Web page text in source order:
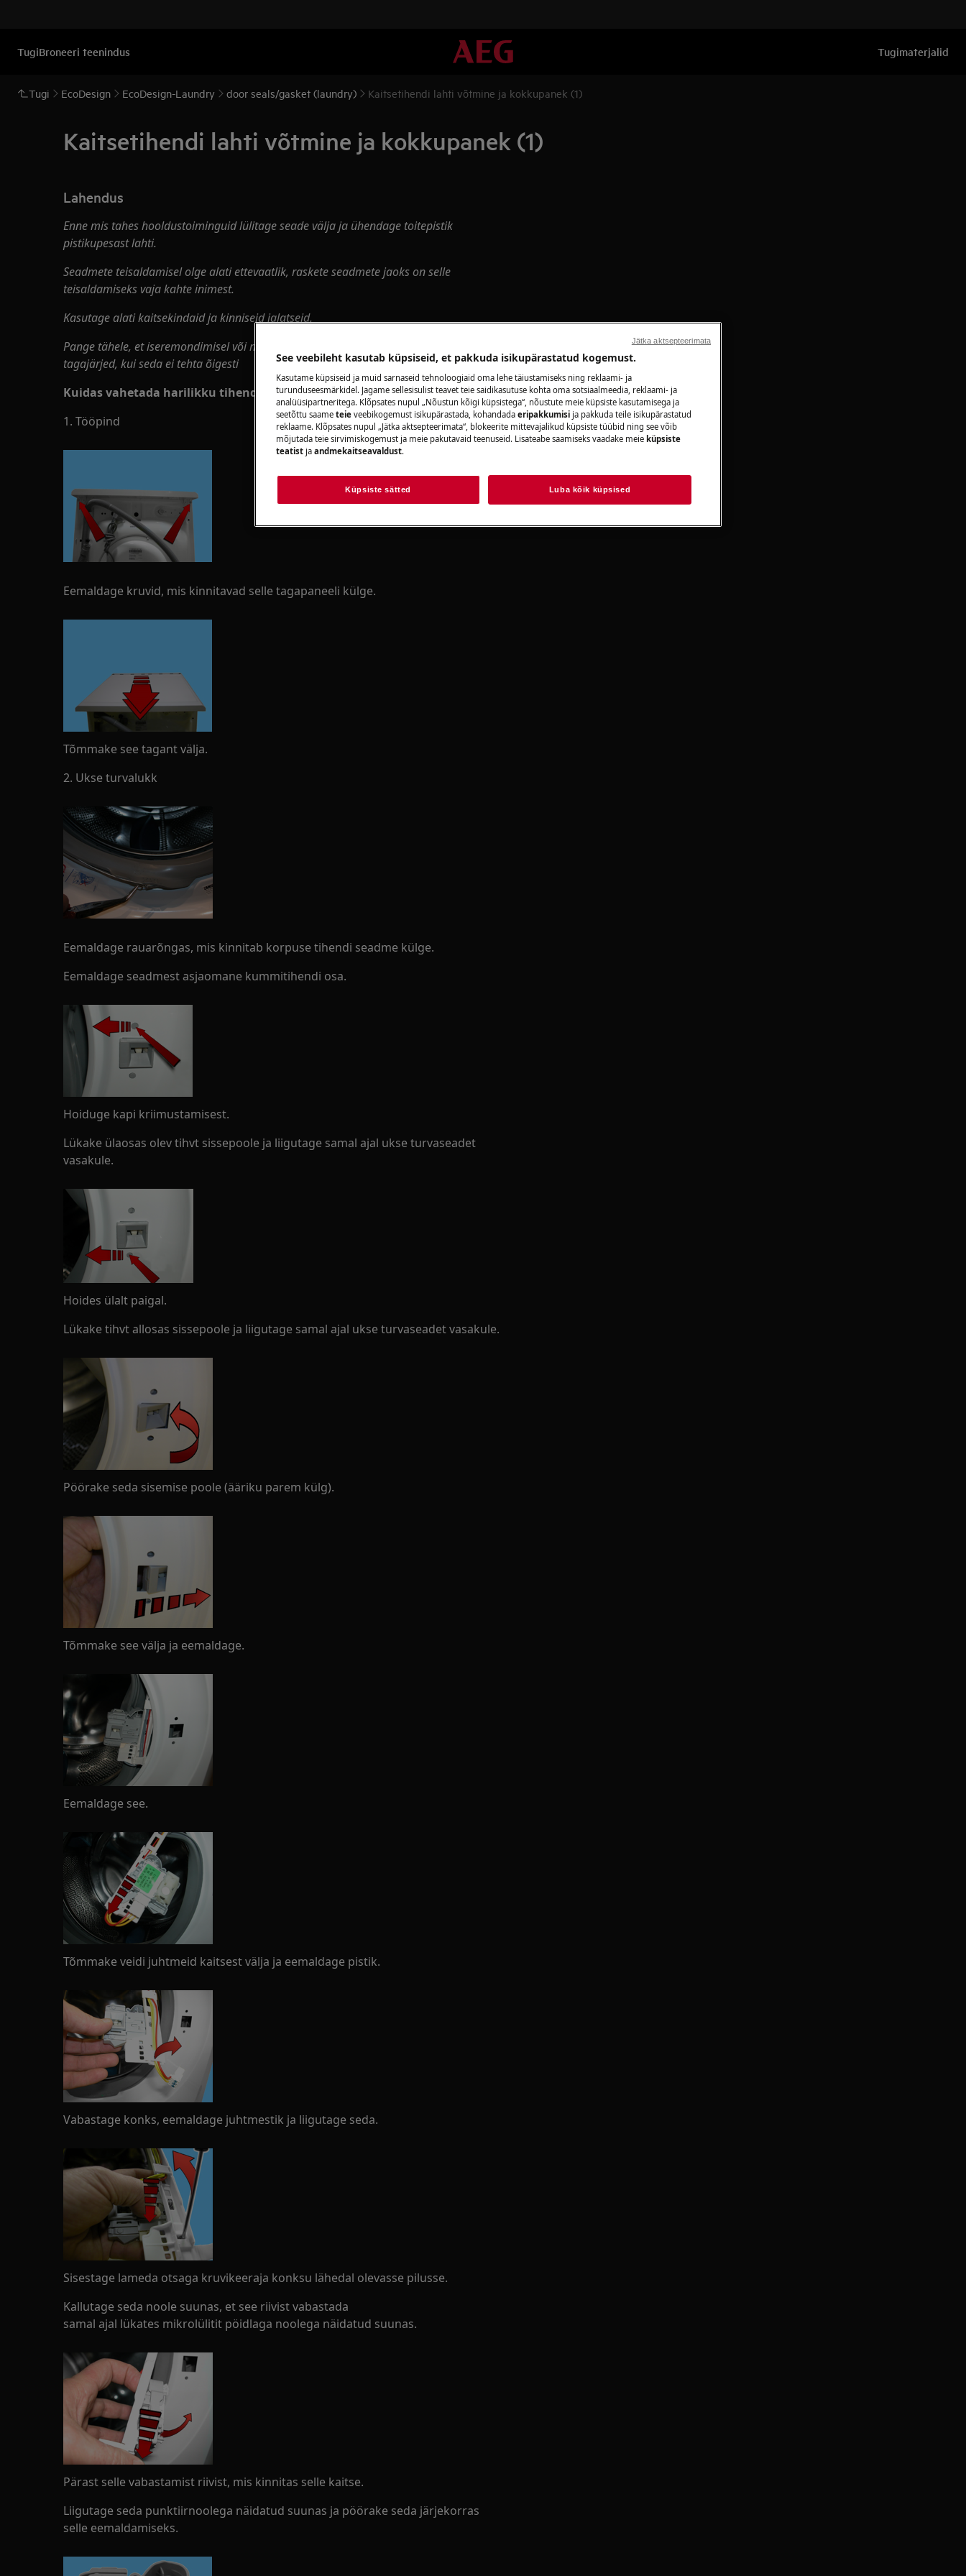
TugiBroneeri teenindus Tugimaterjalid
Tugi EcoDesign EcoDesign-Laundry door seals/gasket (laundry) Kaitsetihendi lahti võtmine ja kokkupanek (1)
Kaitsetihendi lahti võtmine ja kokkupanek (1)
Lahendus
Enne mis tahes hooldustoiminguid lülitage seade välja ja ühendage toitepistik
pistikupesast lahti.
Seadmete teisaldamisel olge alati ettevaatlik, raskete seadmete jaoks on selle
teisaldamiseks vaja kahte inimest.
Kasutage alati kaitsekindaid ja kinniseid jalatseid.
Pange tähele, et iseremondimisel või mitteprofessionaalsel remondil võivad olla ohutuse
tagajärjed, kui seda ei tehta õigesti
Kuidas vahetada harilikku tihendit
1. Tööpind
Eemaldage kruvid, mis kinnitavad selle tagapaneeli külge.
Tõmmake see tagant välja.
2. Ukse turvalukk
Eemaldage rauarõngas, mis kinnitab korpuse tihendi seadme külge.
Eemaldage seadmest asjaomane kummitihendi osa.
Hoiduge kapi kriimustamisest.
Lükake ülaosas olev tihvt sissepoole ja liigutage samal ajal ukse turvaseadet
vasakule.
Hoides ülalt paigal.
Lükake tihvt allosas sissepoole ja liigutage samal ajal ukse turvaseadet vasakule.
Pöörake seda sisemise poole (ääriku parem külg).
Tõmmake see välja ja eemaldage.
Eemaldage see.
Tõmmake veidi juhtmeid kaitsest välja ja eemaldage pistik.
Vabastage konks, eemaldage juhtmestik ja liigutage seda.
Sisestage lameda otsaga kruvikeeraja konksu lähedal olevasse pilusse.
Kallutage seda noole suunas, et see riivist vabastada
samal ajal lükates mikrolülitit pöidlaga noolega näidatud suunas.
Pärast selle vabastamist riivist, mis kinnitas selle kaitse.
Liigutage seda punktiirnoolega näidatud suunas ja pöörake seda järjekorras
selle eemaldamiseks.
See veebileht kasutab küpsiseid, et pakkuda isikupärastatud kogemust.
Kasutame küpsiseid ja muid sarnaseid tehnoloogiaid oma lehe täiustamiseks ning reklaami- ja
turunduseesmärkidel. Jagame sellesisulist teavet teie saidikasutuse kohta oma sotsiaalmeedia, reklaami- ja
analüüsipartneritega. Klõpsates nupul „Nõustun kõigi küpsistega“, nõustute meie küpsiste kasutamisega ja
seetõttu saame teie veebikogemust isikupärastada, kohandada eripakkumisi ja pakkuda teile isikupärastatud
reklaame. Klõpsates nupul „Jätka aktsepteerimata“, blokeerite mittevajalikud küpsiste tüübid ning see võib
mõjutada teie sirvimiskogemust ja meie pakutavaid teenuseid. Lisateabe saamiseks vaadake meie küpsiste
teatist ja andmekaitseavaldust.
Küpsiste sätted Luba kõik küpsised
Jätka aktsepteerimata